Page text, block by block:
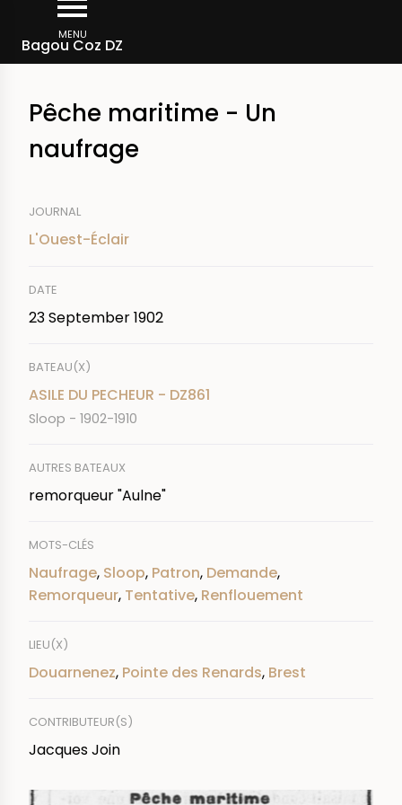
main
MENU
Bagou Coz DZ
Breadcrumb
Pêche maritime - Un
naufrage
JOURNAL
L'Ouest-Éclair
DATE
23 September 1902
BATEAU(X)
ASILE DU PECHEUR - DZ861
Sloop - 1902-1910
AUTRES BATEAUX
remorqueur "Aulne"
MOTS-CLÉS
Naufrage, Sloop, Patron, Demande,
Remorqueur, Tentative, Renflouement
LIEU(X)
Douarnenez, Pointe des Renards, Brest
CONTRIBUTEUR(S)
Jacques Join
IMAGE